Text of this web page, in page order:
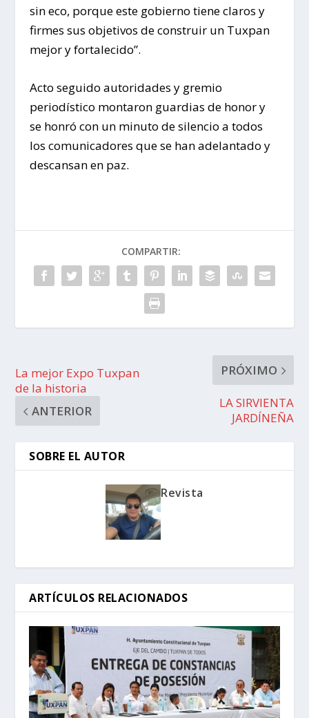
sin eco, porque este gobierno tiene claros y
firmes sus objetivos de construir un Tuxpan
mejor y fortalecido”.
Acto seguido autoridades y gremio
periodístico montaron guardias de honor y
se honró con un minuto de silencio a todos
los comunicadores que se han adelantado y
descansan en paz.
COMPARTIR:
La mejor Expo Tuxpan
de la historia
ANTERIOR
PRÓXIMO
LA SIRVIENTA
JARDÍNEÑA
SOBRE EL AUTOR
Revista
ARTÍCULOS RELACIONADOS